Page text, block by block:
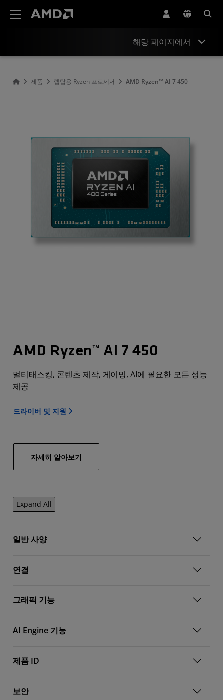
해당 페이지에서
제품 랩탑용 Ryzen 프로세서 AMD Ryzen™ AI 7 450
AMD Ryzen™ AI 7 450
멀티태스킹, 콘텐츠 제작, 게이밍, AI에 필요한 모든 성능
제공
드라이버 및 지원
자세히 알아보기
Expand All
일반 사양
연결
그래픽 기능
AI Engine 기능
제품 ID
보안